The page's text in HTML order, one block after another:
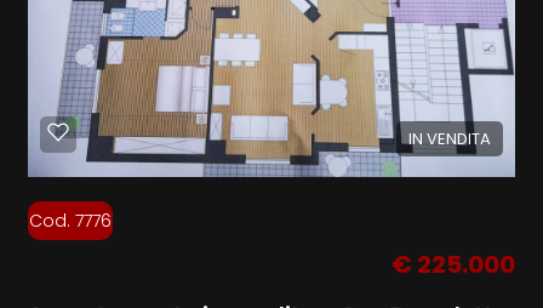
IN VENDITA
Cod. 7776
€ 225.000